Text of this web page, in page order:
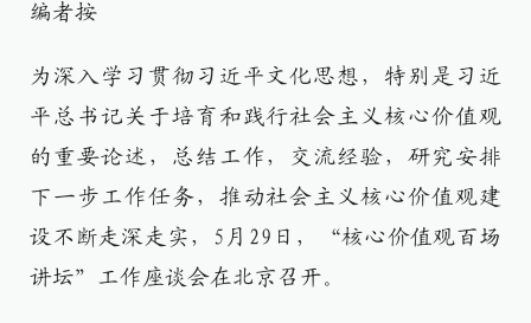
编者按
为深入学习贯彻习近平文化思想，特别是习近
平总书记关于培育和践行社会主义核心价值观
的重要论述，总结工作，交流经验，研究安排
下一步工作任务，推动社会主义核心价值观建
设不断走深走实，5月29日，“核心价值观百场
讲坛”工作座谈会在北京召开。